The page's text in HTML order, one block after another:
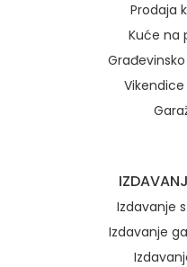
Prodaja
Kuće na
Izdavanje
Izdavanje